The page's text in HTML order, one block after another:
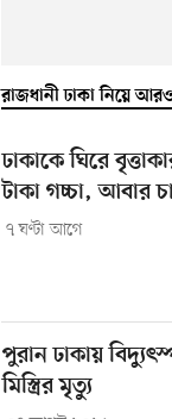
রাজধানী ঢাকা নিয়ে
ঢাকাকে ঘিরে
টাকা গচ্চা, আবার
৭ ঘণ্টা আগে
পুরান ঢাকায়
মিস্ত্রির মৃত্যু